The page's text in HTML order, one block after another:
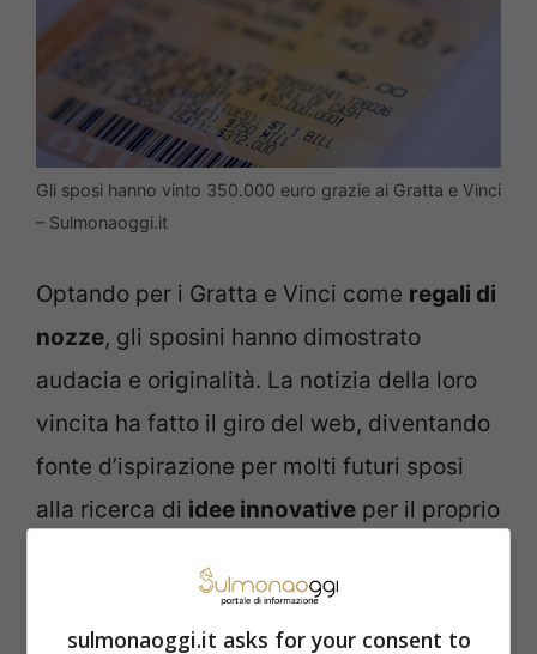
Gli sposi hanno vinto 350.000 euro grazie ai Gratta e Vinci
– Sulmonaoggi.it
Optando per i Gratta e Vinci come regali di
nozze, gli sposini hanno dimostrato
audacia e originalità. La notizia della loro
vincita ha fatto il giro del web, diventando
fonte d’ispirazione per molti futuri sposi
alla ricerca di idee innovative per il proprio
come a volte uscire dagli schemi
tradizionalisti possa portare a risultati
sulmonaoggi.it asks for your consent to